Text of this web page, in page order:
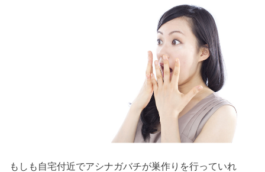
もしも自宅付近でアシナガバチが巣作りを行っていれ